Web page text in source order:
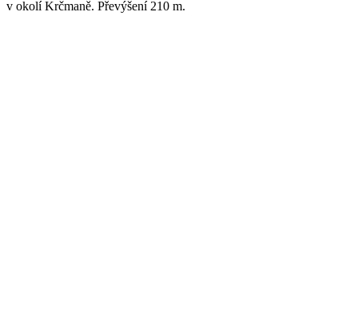
v okolí Krčmaně. Převýšení 210 m.